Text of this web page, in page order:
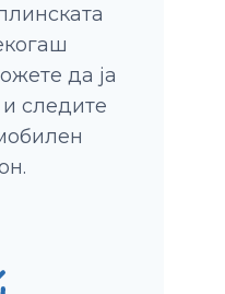
да ја
следите